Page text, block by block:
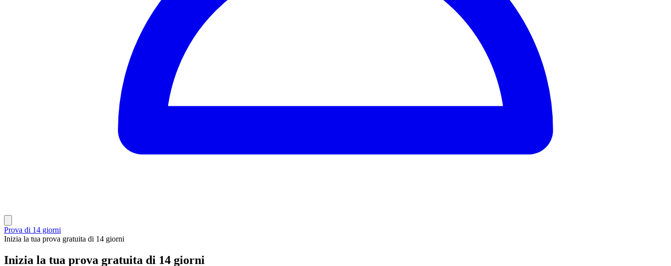
Prova di 14 giorni
Inizia la tua prova gratuita di 14 giorni
Inizia la tua prova gratuita di 14 giorni